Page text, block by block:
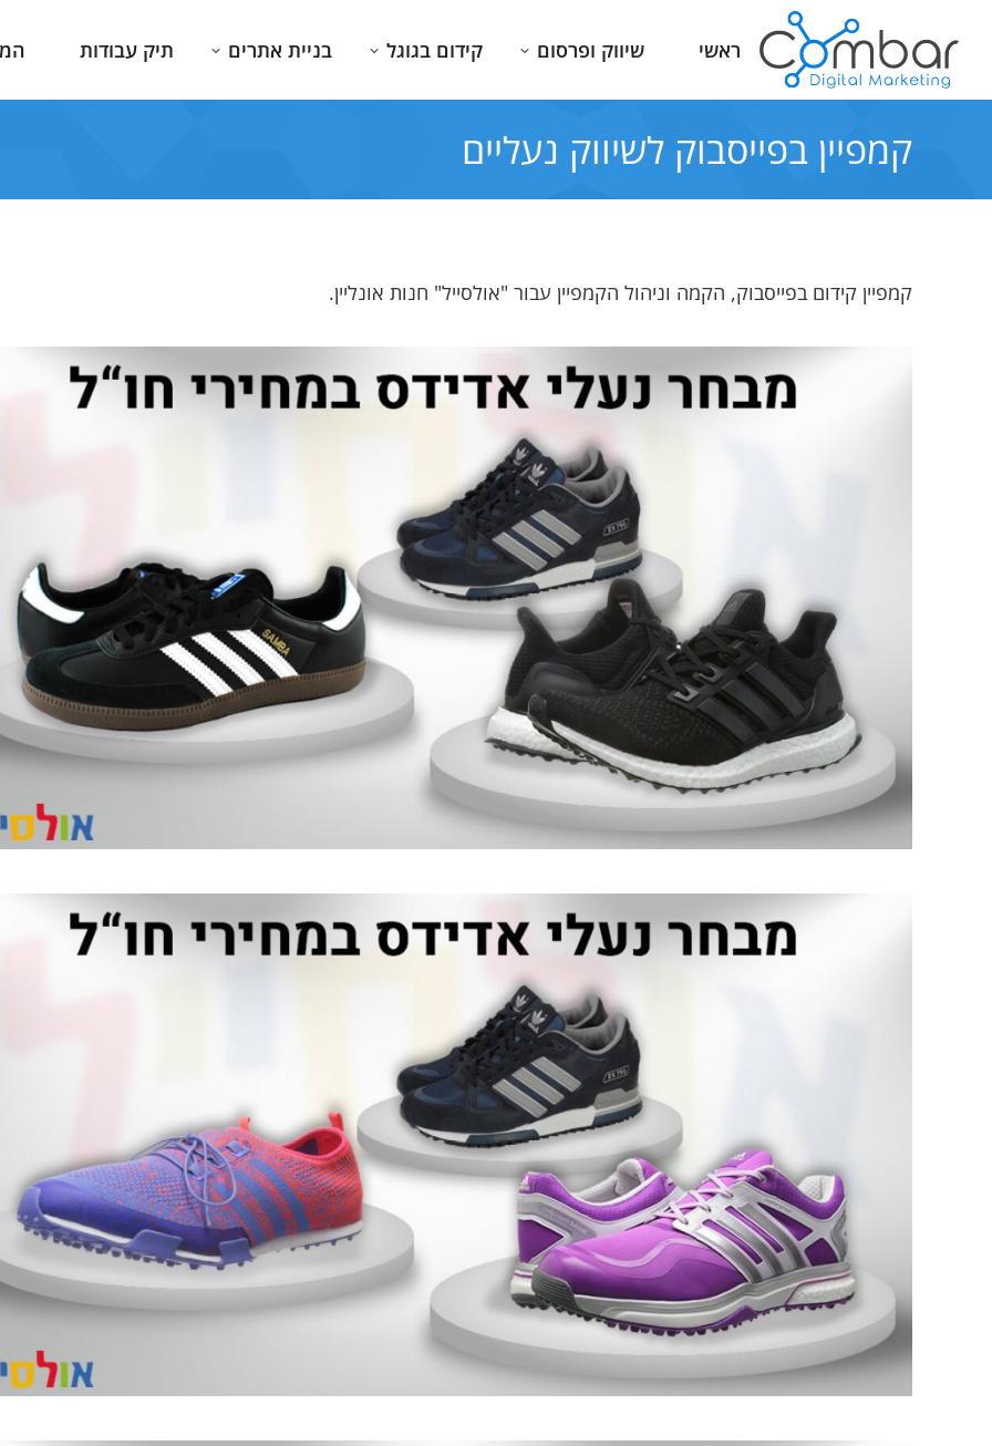
ראשי שיווק ופרסום קידום בגוגל בניית אתרים תיק עבודות
קמפיין בפייסבוק לשיווק נעליים
קמפיין קידום בפייסבוק, הקמה וניהול הקמפיין עבור "אולסייל" חנות אונליין.
בתחום. נותן בטחון שאתה בידיים
רואה חשבון
אמיר מעולה. מצוין. מאוד מקצועי. ידע
נרחב בתחום. מלווה אותך בצורה
יסודית עד למוצר המוגמר. ממליץ
בחום
ד"ר מתן מקייטן
מומחה לאורולוגיה שחזורית והפרעות
בהטלת השתן
20 שנים, Combar מלווה אותנו ואת
העסק שלנו באהבה והרבה סבלנות.
רחלי פסטרנק
מעצבת פנים
חברה מדהימה עם
מענה מהיר ורציני
ובקיצור מקצוענים
עו"ד שמואל
עורך דין